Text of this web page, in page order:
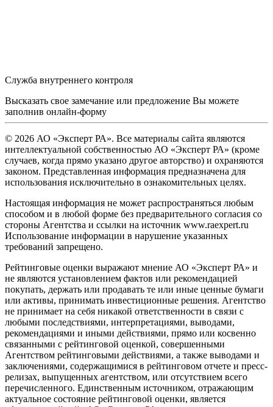
Служба внутреннего контроля
Высказать свое замечание или предложение Вы можете
заполнив онлайн-форму
© 2026 АО «Эксперт РА». Все материалы сайта являются
интеллектуальной собственностью АО «Эксперт РА» (кроме
случаев, когда прямо указано другое авторство) и охраняются
законом. Представленная информация предназначена для
использования исключительно в ознакомительных целях.
Настоящая информация не может распространяться любым
способом и в любой форме без предварительного согласия со
стороны Агентства и ссылки на источник www.raexpert.ru
Использование информации в нарушение указанных
требований запрещено.
Рейтинговые оценки выражают мнение АО «Эксперт РА» и
не являются установлением фактов или рекомендацией
покупать, держать или продавать те или иные ценные бумаги
или активы, принимать инвестиционные решения. Агентство
не принимает на себя никакой ответственности в связи с
любыми последствиями, интерпретациями, выводами,
рекомендациями и иными действиями, прямо или косвенно
связанными с рейтинговой оценкой, совершенными
Агентством рейтинговыми действиями, а также выводами и
заключениями, содержащимися в рейтинговом отчете и пресс-
релизах, выпущенных агентством, или отсутствием всего
перечисленного. Единственным источником, отражающим
актуальное состояние рейтинговой оценки, является